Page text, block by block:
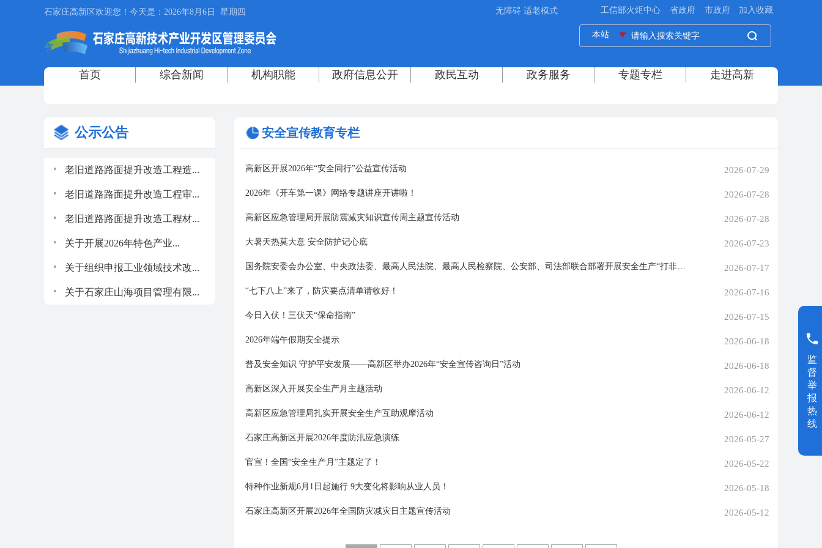
无障碍 适老模式
公示公告
. 老旧道路路面提升改造工程造...
. 老旧道路路面提升改造工程审...
. 老旧道路路面提升改造工程材...
. 关于开展2026年特色产业...
. 关于组织申报工业领域技术改...
. 关于石家庄山海项目管理有限...
安全宣传教育专栏
2026-07-29
高新区开展2026年“安全同行”公益宣传活动
2026-07-28
2026年《开车第一课》网络专题讲座开讲啦！
2026-07-28
高新区应急管理局开展防震减灾知识宣传周主题宣传活动
2026-07-23
大暑天热莫大意 安全防护记心底
2026-07-17
国务院安委会办公室、中央政法委、最高人民法院、最高人民检察院、公安部、司法部联合部署开展安全生产“打非治违”工作
2026-07-16
“七下八上”来了，防灾要点清单请收好！
2026-07-15
今日入伏！三伏天“保命指南”
2026-06-18
2026年端午假期安全提示
2026-06-18
普及安全知识 守护平安发展——高新区举办2026年“安全宣传咨询日”活动
2026-06-12
高新区深入开展安全生产月主题活动
2026-06-12
高新区应急管理局扎实开展安全生产互助观摩活动
2026-05-27
石家庄高新区开展2026年度防汛应急演练
2026-05-22
官宣！全国“安全生产月”主题定了！
2026-05-18
特种作业新规6月1日起施行 9大变化将影响从业人员！
2026-05-12
石家庄高新区开展2026年全国防灾减灾日主题宣传活动
监
督
举
报
热
线